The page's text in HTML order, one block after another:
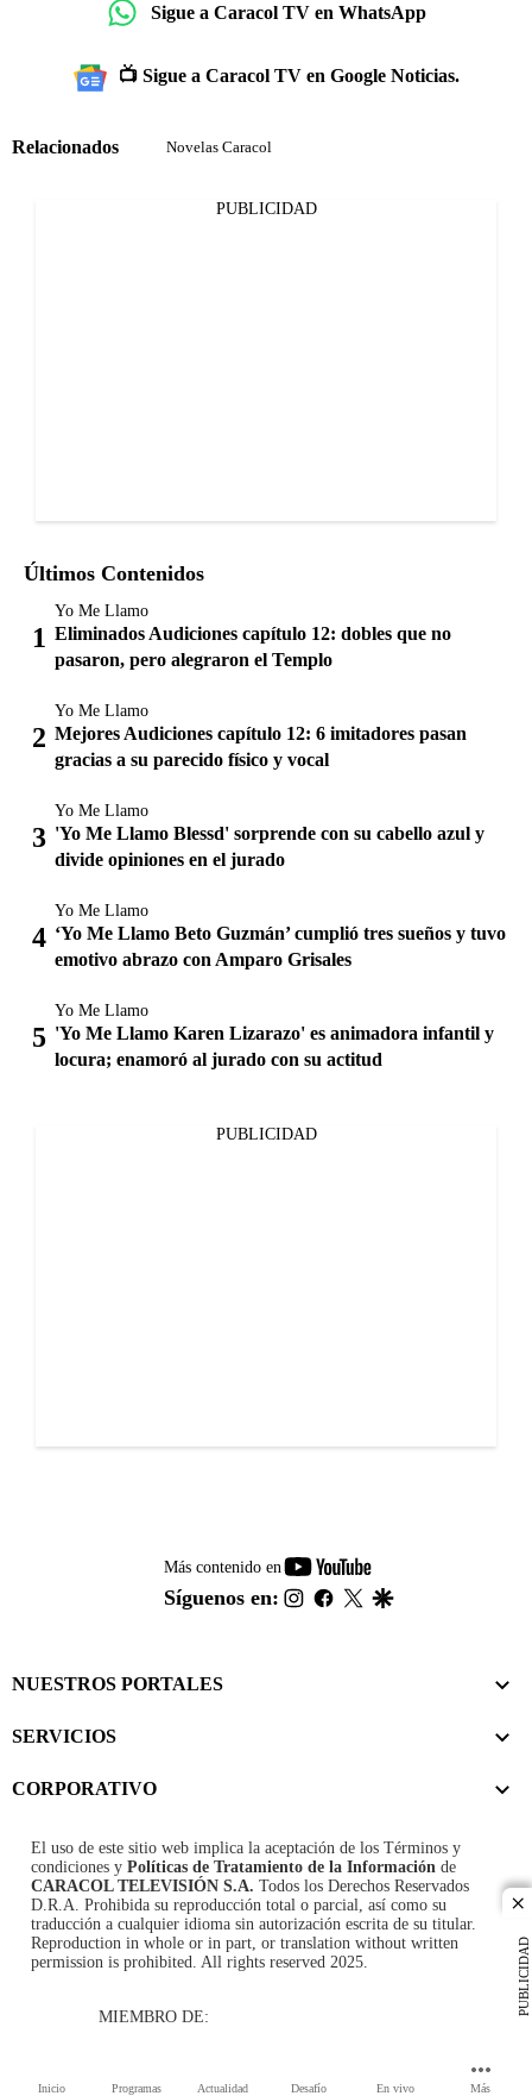
Inicio Programas Actualidad Desafío En vivo Más
PUBLICIDAD
Sigue a Caracol TV en WhatsApp
📺 Sigue a Caracol TV en Google Noticias.
Relacionados Novelas Caracol
PUBLICIDAD
Últimos Contenidos
Yo Me Llamo
Eliminados Audiciones capítulo 12: dobles que no
pasaron, pero alegraron el Templo
Yo Me Llamo
Mejores Audiciones capítulo 12: 6 imitadores pasan
gracias a su parecido físico y vocal
Yo Me Llamo
'Yo Me Llamo Blessd' sorprende con su cabello azul y
divide opiniones en el jurado
Yo Me Llamo
‘Yo Me Llamo Beto Guzmán’ cumplió tres sueños y tuvo
emotivo abrazo con Amparo Grisales
Yo Me Llamo
'Yo Me Llamo Karen Lizarazo' es animadora infantil y
locura; enamoró al jurado con su actitud
PUBLICIDAD
Más contenido en
youtube-
footer
Síguenos en: instagram
facebook
twitter
NUESTROS PORTALES
SERVICIOS
CORPORATIVO
El uso de este sitio web implica la aceptación de los Términos y
condiciones y Políticas de Tratamiento de la Información de
CARACOL TELEVISIÓN S.A. Todos los Derechos Reservados
D.R.A. Prohibida su reproducción total o parcial, así como su
traducción a cualquier idioma sin autorización escrita de su titular.
Reproduction in whole or in part, or translation without written
permission is prohibited. All rights reserved 2025.
MIEMBRO DE: